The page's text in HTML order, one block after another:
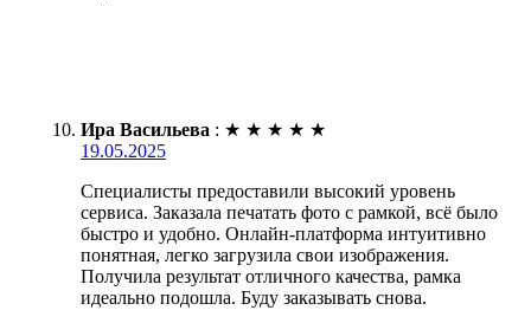
Ира Васильева : ★ ★ ★ ★ ★
19.05.2025
Специалисты предоставили высокий уровень
сервиса. Заказала печатать фото с рамкой, всё было
быстро и удобно. Онлайн-платформа интуитивно
понятная, легко загрузила свои изображения.
Получила результат отличного качества, рамка
идеально подошла. Буду заказывать снова.